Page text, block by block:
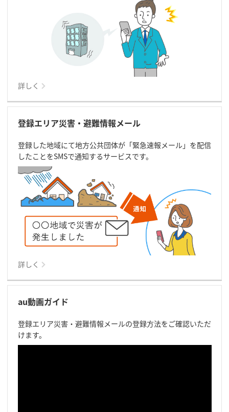
詳しく
登録エリア災害・避難情報メール
登録した地域にて地方公共団体が「緊急速報メール」を配信
したことをSMSで通知するサービスです。
詳しく
au動画ガイド
登録エリア災害・避難情報メールの登録方法をご確認いただ
けます。